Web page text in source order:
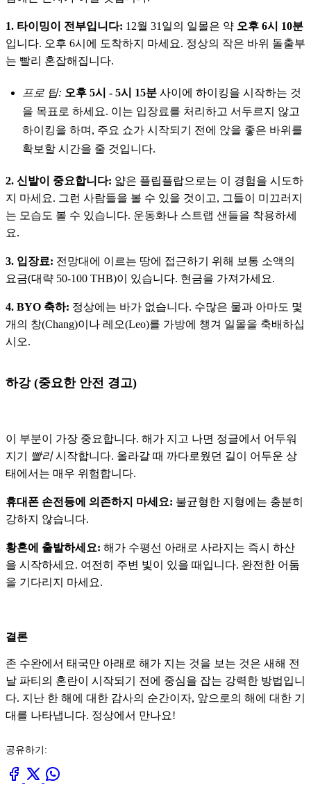
1. 타이밍이 전부입니다: 12월 31일의 일몰은 약 오후 6시 10분
입니다. 오후 6시에 도착하지 마세요. 정상의 작은 바위 돌출부
는 빨리 혼잡해집니다.
프로 팁: 오후 5시 - 5시 15분 사이에 하이킹을 시작하는 것
을 목표로 하세요. 이는 입장료를 처리하고 서두르지 않고
하이킹을 하며, 주요 쇼가 시작되기 전에 앉을 좋은 바위를
확보할 시간을 줄 것입니다.
2. 신발이 중요합니다: 얇은 플립플랍으로는 이 경험을 시도하
지 마세요. 그런 사람들을 볼 수 있을 것이고, 그들이 미끄러지
는 모습도 볼 수 있습니다. 운동화나 스트랩 샌들을 착용하세
요.
3. 입장료: 전망대에 이르는 땅에 접근하기 위해 보통 소액의
요금(대략 50-100 THB)이 있습니다. 현금을 가져가세요.
4. BYO 축하: 정상에는 바가 없습니다. 수많은 물과 아마도 몇
개의 창(Chang)이나 레오(Leo)를 가방에 챙겨 일몰을 축배하십
시오.
하강 (중요한 안전 경고)
이 부분이 가장 중요합니다. 해가 지고 나면 정글에서 어두워
지기
빨리시작합니다. 올라갈 때 까다로웠던 길이 어두운 상
태에서는 매우 위험합니다.
휴대폰 손전등에 의존하지 마세요: 불균형한 지형에는 충분히
강하지 않습니다.
황혼에 출발하세요: 해가 수평선 아래로 사라지는 즉시 하산
을 시작하세요. 여전히 주변 빛이 있을 때입니다. 완전한 어둠
을 기다리지 마세요.
결론
존 수완에서 태국만 아래로 해가 지는 것을 보는 것은 새해 전
날 파티의 혼란이 시작되기 전에 중심을 잡는 강력한 방법입니
다. 지난 한 해에 대한 감사의 순간이자, 앞으로의 해에 대한 기
대를 나타냅니다. 정상에서 만나요!
공유하기: